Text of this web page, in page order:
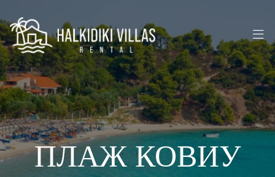
ПЛАЖ КОВИУ